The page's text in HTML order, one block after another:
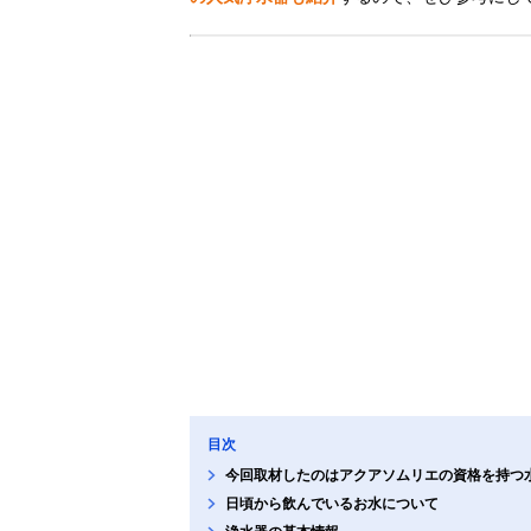
目次
今回取材したのはアクアソムリエの資格を持つ
日頃から飲んでいるお水について